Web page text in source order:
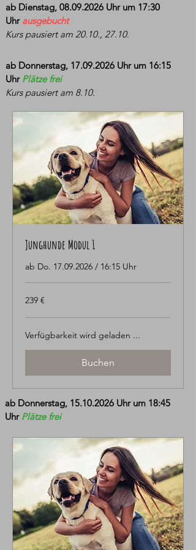
ab Dienstag, 08.09.2026 Uhr um 17:30
Uhr ausgebucht
Kurs pausiertam 20.10., 27.10.
ab Donnerstag, 17.09.2026 Uhr um 16:15
Uhr Plätze frei
Kurs pausiertam 8.10.
Junghunde Modul 1
ab Do. 17.09.2026 / 16:15 Uhr
239
Euro
239 €
Verfügbarkeit wird geladen ...
Buchen
ab Donnerstag, 15.10.2026 Uhr um 18:45
Uhr Plätze frei